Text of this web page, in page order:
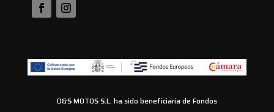
D&S MOTOS S.L. ha sido beneficiaria de Fondos